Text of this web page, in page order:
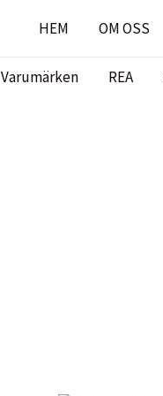
HEM OM OSS
Varumärken REA